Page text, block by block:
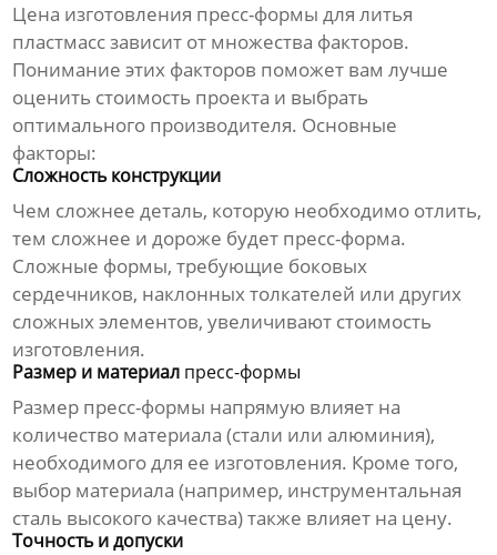
Цена изготовления пресс-формы для литья
пластмассзависит от множества факторов.
Понимание этих факторов поможет вам лучше
оценить стоимость проекта и выбрать
оптимального производителя. Основные
факторы:
Сложность конструкции
Чем сложнее деталь, которую необходимо отлить,
тем сложнее и дороже будет пресс-форма.
Сложные формы, требующие боковых
сердечников, наклонных толкателей или других
сложных элементов, увеличивают стоимость
изготовления.
Размер и материал пресс-формы
Размер пресс-формы напрямую влияет на
количество материала (стали или алюминия),
необходимого для ее изготовления. Кроме того,
выбор материала (например, инструментальная
сталь высокого качества) также влияет на цену.
Точность и допуски